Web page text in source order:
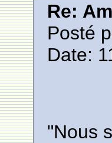
Re:
Posté
Date:
"Nous